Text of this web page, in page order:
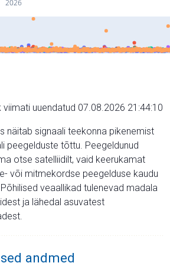
2026
viimati uuendatud 07.08.2026 21:44:10
näitab signaali teekonna pikenemist
peegelduste tõttu. Peegeldunud
otse satelliidilt, vaid keerukamat
või mitmekordse peegelduse kaudu
veaallikad tulenevad madala
ja lähedal asuvatest
andmed